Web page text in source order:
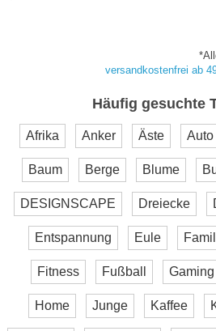
versandkostenfrei ab
Häufig gesuchte
Afrika Anker Äste Auto
Baum Berge Blume
DESIGNSCAPE Dreiecke
Entspannung Eule
Fitness Fußball Gaming
Home Junge Kaffee